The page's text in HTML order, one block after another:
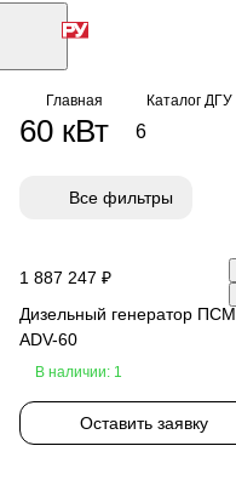
Главная Каталог ДГУ
60 кВт 6
Все фильтры
1 887 247 ₽
Дизельный генератор ПСМ
ADV-60
В наличии: 1
Оставить заявку